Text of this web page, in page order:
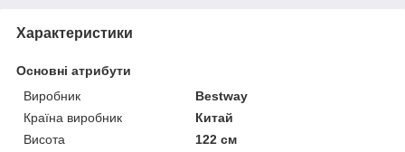
Характеристики
Основні атрибути
Виробник
Bestway
Країна виробник
Китай
Висота
122 см